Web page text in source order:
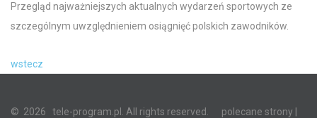
Przegląd najważniejszych aktualnych wydarzeń sportowych ze
szczególnym uwzględnieniem osiągnięć polskich zawodników.
wstecz
© 2026 tele-program.pl. All rights reserved. polecane strony